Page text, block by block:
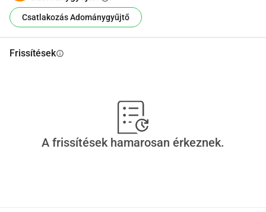
állatoknak az életében. Megérdemlik ezt. És te segítesz,
hogy ez lehetséges legyen!
Csatlakozás Adománygyűjtő
Frissítésekinfo
A frissítések hamarosan érkeznek.